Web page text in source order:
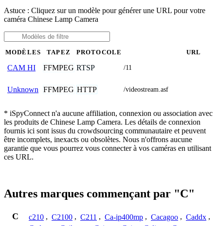
Astuce : Cliquez sur un modèle pour générer une URL pour votre
caméra Chinese Lamp Camera
MODÈLES TAPEZ PROTOCOLE URL
CAM HI FFMPEG RTSP /11
Unknown FFMPEG HTTP /videostream.asf
* iSpyConnect n'a aucune affiliation, connexion ou association avec
les produits de Chinese Lamp Camera. Les détails de connexion
fournis ici sont issus du crowdsourcing communautaire et peuvent
être incomplets, inexacts ou obsolètes. Nous n'offrons aucune
garantie que vous pourrez vous connecter à vos caméras en utilisant
ces URL.
Autres marques commençant par "C"
C c210 , C2100 , C211 , Ca-ip400mp , Cacagoo , Caddx ,